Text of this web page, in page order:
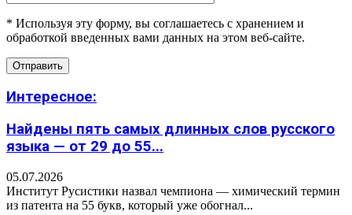
* Используя эту форму, вы соглашаетесь с хранением и
обработкой введенных вами данных на этом веб-сайте.
Интересное:
Найдены пять самых длинных слов русского
языка — от 29 до 55...
05.07.2026
Институт Русистики назвал чемпиона — химический термин
из патента на 55 букв, который уже обогнал...